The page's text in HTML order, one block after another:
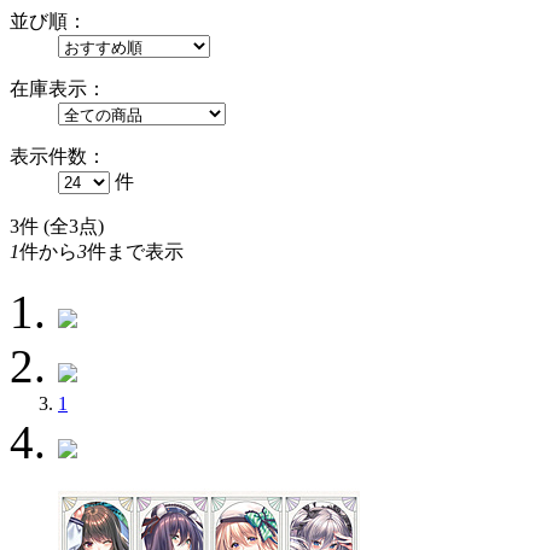
並び順：
在庫表示：
表示件数：
件
3件 (全3点)
1件から3件まで表示
1